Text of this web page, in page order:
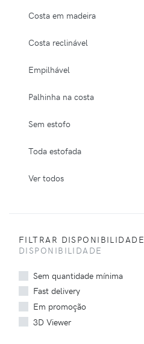
Costa em madeira
Costa reclinável
Empilhável
Palhinha na costa
Sem estofo
Toda estofada
Ver todos
FILTRAR DISPONIBILIDADE
DISPONIBILIDADE
Sem quantidade mínima
Fast delivery
Em promoção
3D Viewer